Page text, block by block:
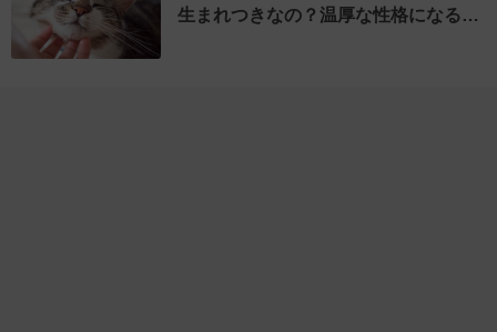
生まれつきなの？温厚な性格になる…